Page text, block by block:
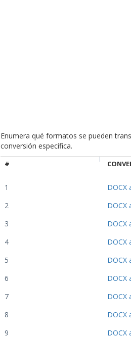
Enumera qué formatos se pueden
conversión específica.
#
1 DOCX
2 DOCX
3 DOCX
4 DOCX
5 DOCX
6 DOCX
7 DOCX
8 DOCX
9 DOCX